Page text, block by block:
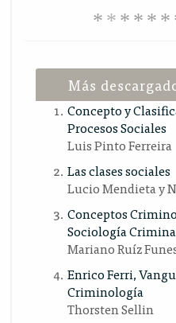
Más
Concepto y
Procesos Sociales
Luis Pinto Ferreira
Las clases sociales
Lucio Mendieta y
Conceptos
Sociología
Mariano Ruíz
Enrico Ferri,
Criminología
Thorsten Sellin